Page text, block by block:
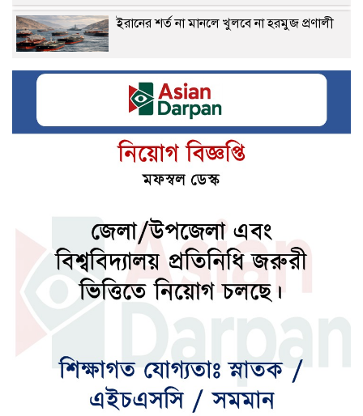
ইরানের শর্ত না মানলে খুলবে না হরমুজ প্রণালী
গভীর সমুদ্রবন্দর মাতারবাড়ি পরিদর্শনে প্রধানমন্ত্রী
জেনে নিন আপনার আজকের রাশিফল
জেনে নিন আজকের নামাজের সময়সূচি
দেশের উন্নয়নে কাজ করতে ইউএনওদের
প্রধানমন্ত্রীর আহ্বান
ধ্বংসস্তূপ থেকে দেশকে রক্ষা করতে কাজ করছে
বিএনপি : মির্জা ফখরুল